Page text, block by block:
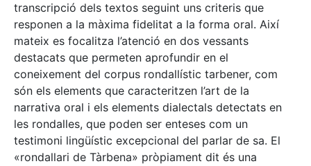
transcripció dels textos seguint uns criteris que
responen a la màxima fidelitat a la forma oral. Així
mateix es focalitza l’atenció en dos vessants
destacats que permeten aprofundir en el
coneixement del corpus rondallístic tarbener, com
són els elements que caracteritzen l’art de la
narrativa oral i els elements dialectals detectats en
les rondalles, que poden ser enteses com un
testimoni lingüístic excepcional del parlar de sa. El
«rondallari de Tàrbena» pròpiament dit és una